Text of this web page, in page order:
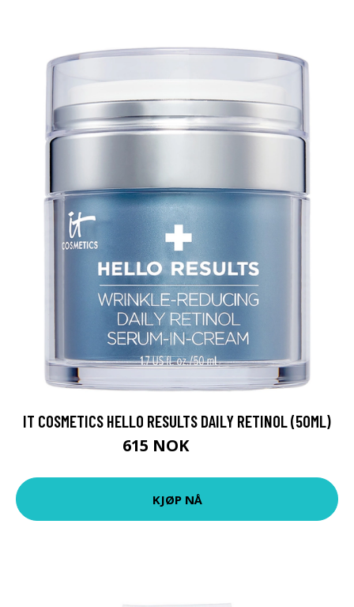
IT COSMETICS HELLO RESULTS DAILY RETINOL (50ML)
615 NOK
KJØP NÅ